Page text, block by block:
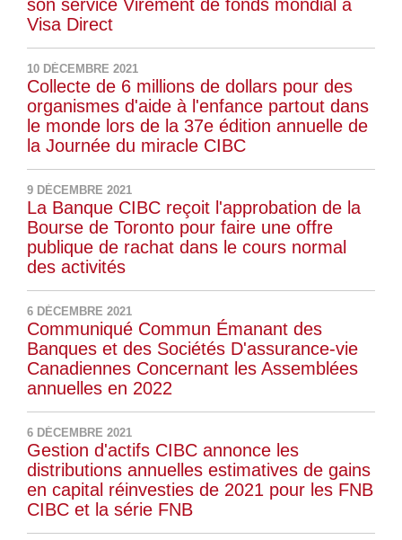
son service Virement de fonds mondial à
Visa Direct
10 DÉCEMBRE 2021
Collecte de 6 millions de dollars pour des
organismes d'aide à l'enfance partout dans
le monde lors de la 37e édition annuelle de
la Journée du miracle CIBC
9 DÉCEMBRE 2021
La Banque CIBC reçoit l'approbation de la
Bourse de Toronto pour faire une offre
publique de rachat dans le cours normal
des activités
6 DÉCEMBRE 2021
Communiqué Commun Émanant des
Banques et des Sociétés D'assurance-vie
Canadiennes Concernant les Assemblées
annuelles en 2022
6 DÉCEMBRE 2021
Gestion d'actifs CIBC annonce les
distributions annuelles estimatives de gains
en capital réinvesties de 2021 pour les FNB
CIBC et la série FNB